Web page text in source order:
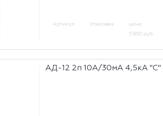
Артикул Упаковка
цена:
3 850 руб.
АД-12 2п 10А/30мА 4,5кА "С"